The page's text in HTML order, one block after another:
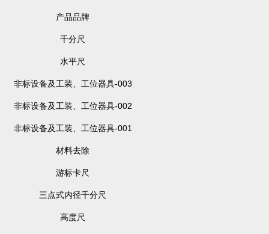
产品品牌
千分尺
水平尺
非标设备及工装、工位器具-003
非标设备及工装、工位器具-002
非标设备及工装、工位器具-001
材料去除
游标卡尺
三点式内径千分尺
高度尺